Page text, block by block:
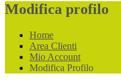
Modifica profilo
Home
Area Clienti
Mio Account
Modifica Profilo